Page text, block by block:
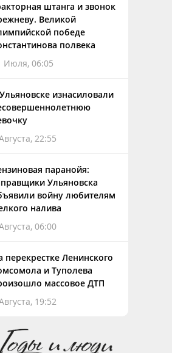
штанга и звонок
Великой
победе
полвека
Июля, 06:05
изнасиловали
22:55
паранойя:
Ульяновска
войну любителям
налива
06:00
перекрестке Ленинского
и Туполева
массовое ДТП
19:52